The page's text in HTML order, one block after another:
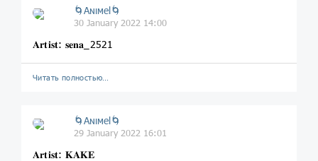
🌀Aɴιмel🌀
30 January 2022 14:00
𝐀𝐫𝐭𝐢𝐬𝐭: 𝐬𝐞𝐧𝐚_2521
Читать полностью…
🌀Aɴιмel🌀
29 January 2022 16:01
𝐀𝐫𝐭𝐢𝐬𝐭: 𝐊𝐀𝐊𝐄